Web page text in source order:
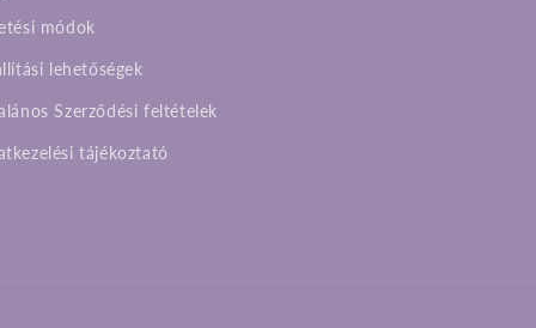
módok
lehetőségek
Szerződési feltételek
tájékoztató